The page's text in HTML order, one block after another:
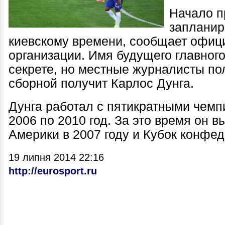
Начало
киевскому времени, сообщает
организации. Имя будущего
секрете, но местные журналисты
сборной получит Карлос Дунга.
Дунга работал с пятикратными
2006 по 2010 год. За это время он
Америки в 2007 году и Кубок
19 липня 2014 22:16
http://eurosport.ru